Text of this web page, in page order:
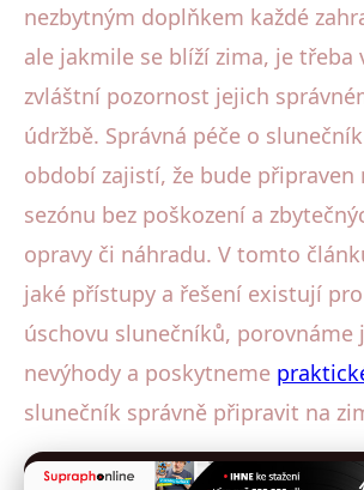
nezbytným doplňkem každé
ale jakmile se blíží zima, je třeba
zvláštní pozornost jejich
údržbě. Správná péče o
období zajistí, že bude připraven
sezónu bez poškození a
opravy či náhradu. V tomto
jaké přístupy a řešení existují
úschovu slunečníků, porovnáme
nevýhody a poskytneme
slunečník správně připravit na